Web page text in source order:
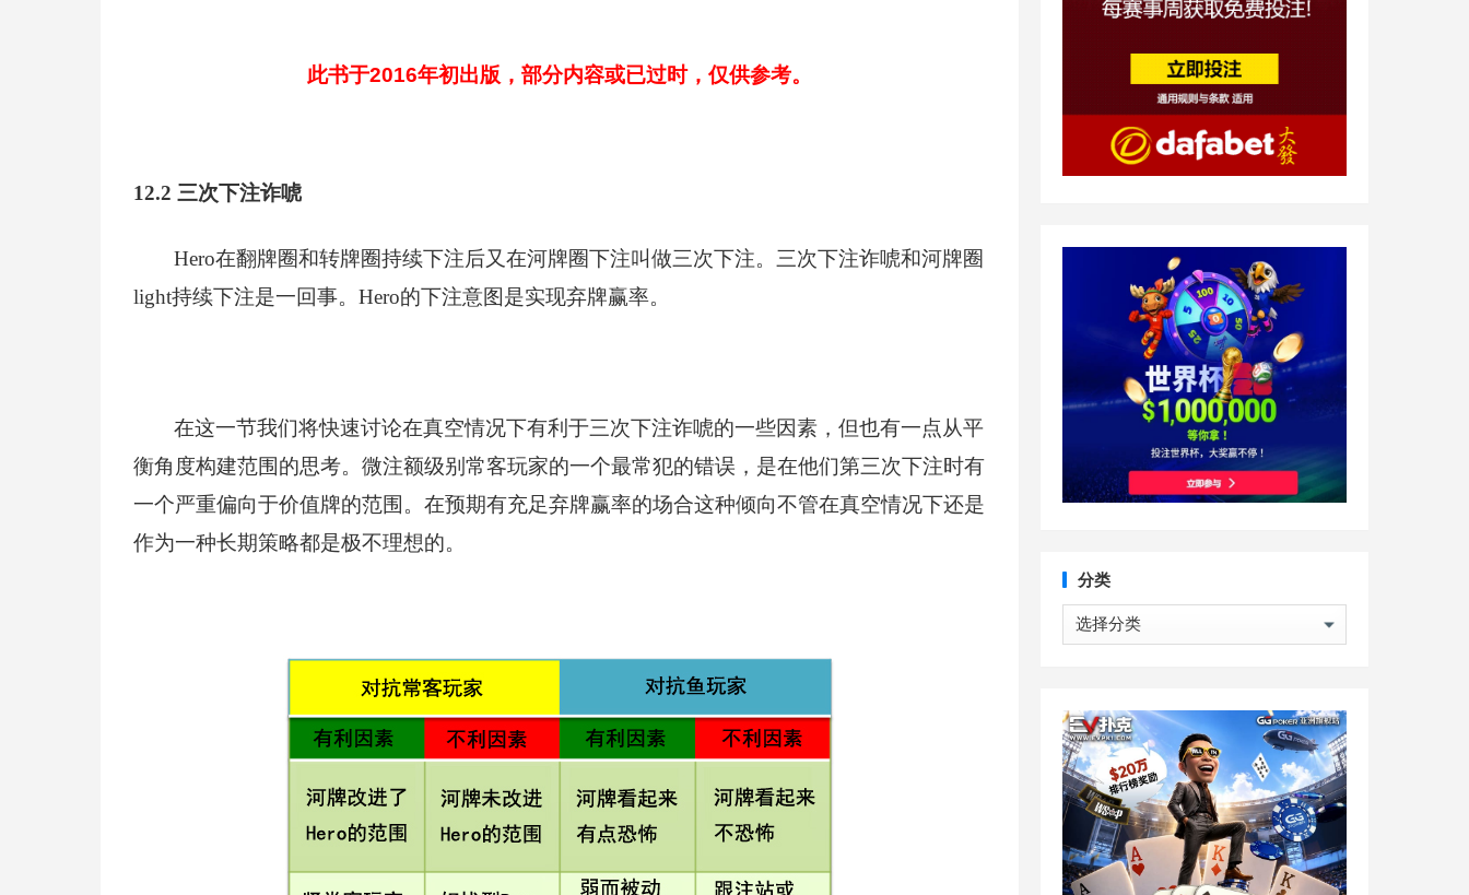
此书于2016年初出版，部分内容或已过时，仅供参考。
12.2 三次下注诈唬
Hero在翻牌圈和转牌圈持续下注后又在河牌圈下注叫做三次下注。三次下注诈唬和河牌圈
light持续下注是一回事。Hero的下注意图是实现弃牌赢率。
在这一节我们将快速讨论在真空情况下有利于三次下注诈唬的一些因素，但也有一点从平
衡角度构建范围的思考。微注额级别常客玩家的一个最常犯的错误，是在他们第三次下注时有
一个严重偏向于价值牌的范围。在预期有充足弃牌赢率的场合这种倾向不管在真空情况下还是
作为一种长期策略都是极不理想的。
分类
分
类